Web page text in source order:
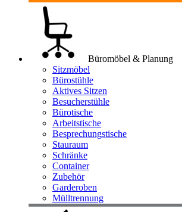
Büromöbel & Planung
Sitzmöbel
Bürostühle
Aktives Sitzen
Besucherstühle
Bürotische
Arbeitstische
Besprechungstische
Stauraum
Schränke
Container
Zubehör
Garderoben
Mülltrennung